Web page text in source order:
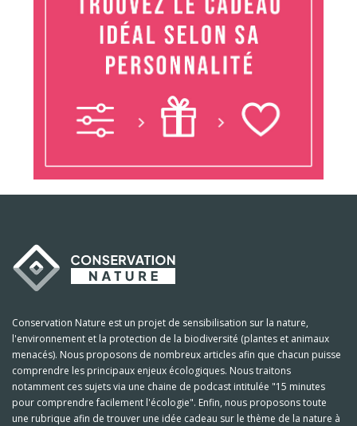
Conservation Nature est un projet de sensibilisation sur la nature,
l'environnement et la protection de la biodiversité (plantes et animaux
menacés). Nous proposons de nombreux articles afin que chacun puisse
comprendre les principaux enjeux écologiques. Nous traitons
notamment ces sujets via une chaine de podcast intitulée "15 minutes
pour comprendre facilement l'écologie". Enfin, nous proposons toute
une rubrique afin de trouver une idée cadeau sur le thème de la nature à